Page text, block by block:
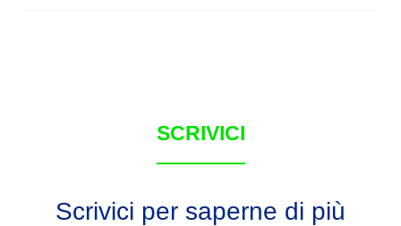
SCRIVICI
Scrivici per saperne di più